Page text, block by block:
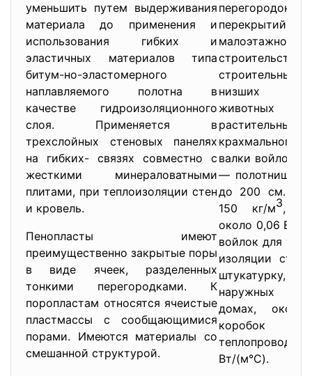
уменьшить путем выдерживания
материала до применения и
использования гибких и
эластичных материалов типа
битум-но-эластомерного
наплавляемого полотна в
качестве гидроизоляционного
слоя. Применяется в
трехслойных стеновых панелях
на гибких- связях совместно с
жесткими минераловатными
плитами, при теплоизоляции стен
и кровель.
Пенопласты имеют
преимущественно закрытые поры
в виде ячеек, разделенных
тонкими перегородками. К
поропластам относятся ячеистые
пластмассы с сообщающимися
порами. Имеются материалы со
смешанной структурой.
перекрытий
строительный
низших
животных
крахмального
валки войлок
— полотнищ
до 200 см.
150 кг/м3,
около 0,06 Вт/
войлок для
изоляции
наружных
домах,
коробок
Вт/(м°С).